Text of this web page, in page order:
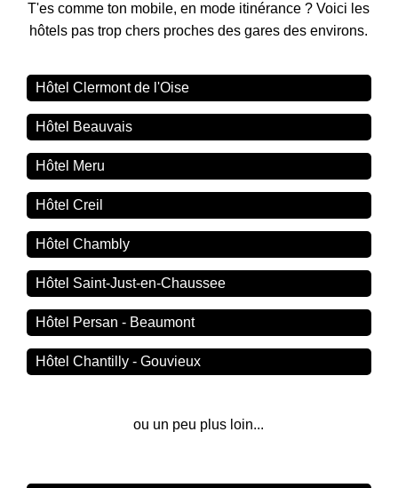
T'es comme ton mobile, en mode itinérance ? Voici les
hôtels pas trop chers proches des gares des environs.
Hôtel Clermont de l'Oise
Hôtel Beauvais
Hôtel Meru
Hôtel Creil
Hôtel Chambly
Hôtel Saint-Just-en-Chaussee
Hôtel Persan - Beaumont
Hôtel Chantilly - Gouvieux
ou un peu plus loin...